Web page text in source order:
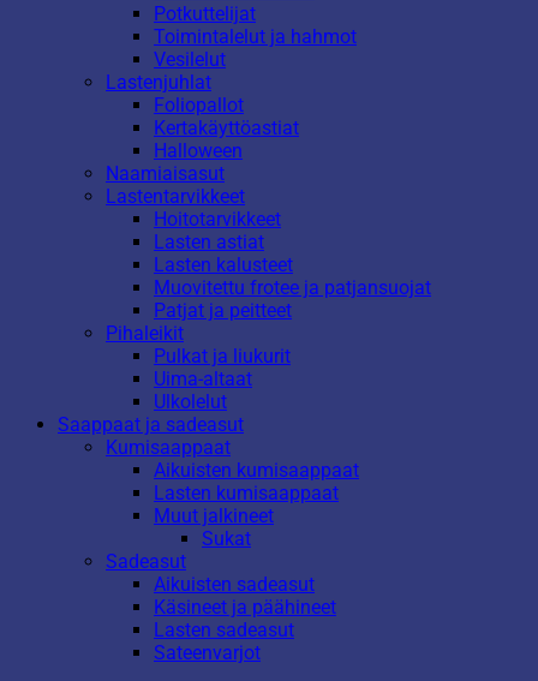
Potkuttelijat
Toimintalelut ja hahmot
Vesilelut
Lastenjuhlat
Foliopallot
Kertakäyttöastiat
Halloween
Naamiaisasut
Lastentarvikkeet
Hoitotarvikkeet
Lasten astiat
Lasten kalusteet
Muovitettu frotee ja patjansuojat
Patjat ja peitteet
Pihaleikit
Pulkat ja liukurit
Uima-altaat
Ulkolelut
Saappaat ja sadeasut
Kumisaappaat
Aikuisten kumisaappaat
Lasten kumisaappaat
Muut jalkineet
Sukat
Sadeasut
Aikuisten sadeasut
Käsineet ja päähineet
Lasten sadeasut
Sateenvarjot